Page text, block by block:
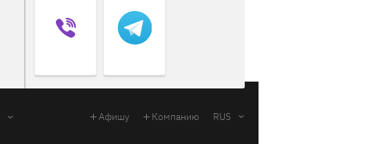
Афишу Компанию RUS